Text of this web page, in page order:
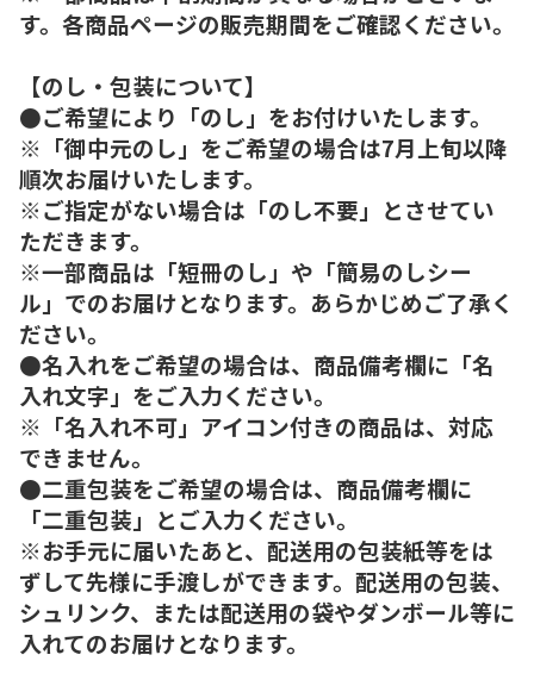
す。各商品ページの販売期間をご確認ください。
【のし・包装について】
●ご希望により「のし」をお付けいたします。
※「御中元のし」をご希望の場合は7月上旬以降
順次お届けいたします。
※ご指定がない場合は「のし不要」とさせてい
ただきます。
※一部商品は「短冊のし」や「簡易のしシー
ル」でのお届けとなります。あらかじめご了承く
ださい。
●名入れをご希望の場合は、商品備考欄に「名
入れ文字」をご入力ください。
※「名入れ不可」アイコン付きの商品は、対応
できません。
●二重包装をご希望の場合は、商品備考欄に
「二重包装」とご入力ください。
※お手元に届いたあと、配送用の包装紙等をは
ずして先様に手渡しができます。配送用の包装、
シュリンク、または配送用の袋やダンボール等に
入れてのお届けとなります。